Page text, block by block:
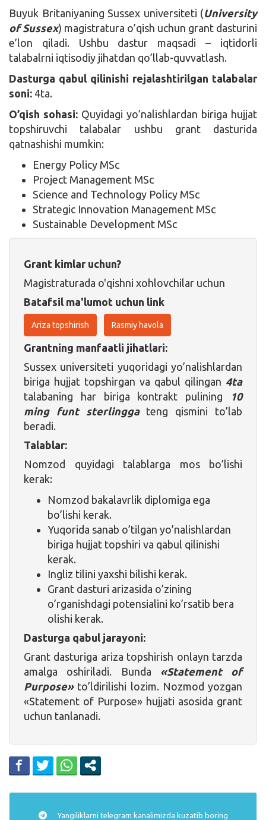
Buyuk Britaniyaning Sussex universiteti (University
of Sussex) magistratura o’qish uchun grant dasturini
e’lon qiladi. Ushbu dastur maqsadi – iqtidorli
talabalrni iqtisodiy jihatdan qo’llab-quvvatlash.
Dasturga qabul qilinishi rejalashtirilgan talabalar
soni: 4ta.
O’qish sohasi: Quyidagi yo’nalishlardan biriga hujjat
topshiruvchi talabalar ushbu grant dasturida
qatnashishi mumkin:
Energy Policy MSc
Project Management MSc
Science and Technology Policy MSc
Strategic Innovation Management MSc
Sustainable Development MSc
Grant kimlar uchun?
Magistraturada o'qishni xohlovchilar uchun
Batafsil ma'lumot uchun link
Ariza topshirish Rasmiy havola
Grantning manfaatli jihatlari:
Sussex universiteti yuqoridagi yo’nalishlardan
biriga hujjat topshirgan va qabul qilingan 4ta
talabaning har biriga kontrakt pulining 10
ming funt sterlinggateng qismini to’lab
beradi.
Talablar:
Nomzod quyidagi talablarga mos bo’lishi
kerak:
Nomzod bakalavrlik diplomiga ega
bo’lishi kerak.
Yuqorida sanab o’tilgan yo’nalishlardan
biriga hujjat topshiri va qabul qilinishi
kerak.
Ingliz tilini yaxshi bilishi kerak.
Grant dasturi arizasida o’zining
o’rganishdagi potensialini ko’rsatib bera
olishi kerak.
Dasturga qabul jarayoni:
Grant dasturiga ariza topshirish onlayn tarzda
amalga oshiriladi. Bunda
«Statement of
Purpose» to’ldirilishi lozim. Nozmod yozgan
«Statement of Purpose» hujjati asosida grant
uchun tanlanadi.
Yangiliklarni telegram kanalimizda kuzatib boring